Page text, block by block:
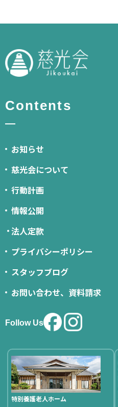
Contents
お知らせ
慈光会について
行動計画
情報公開
法人定款
プライバシーポリシー
スタッフブログ
お問い合わせ、資料請求
Follow Us
特別養護老人ホーム